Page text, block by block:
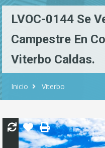
LVOC-0144 Se
Campestre En
Viterbo Caldas.
Inicio Viterbo